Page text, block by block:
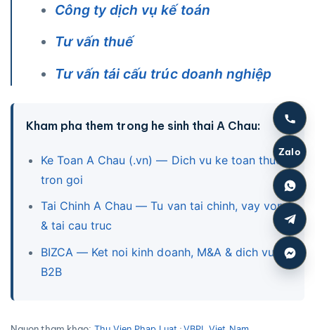
Công ty dịch vụ kế toán
Tư vấn thuế
Tư vấn tái cấu trúc doanh nghiệp
Kham pha them trong he sinh thai A Chau:
Ke Toan A Chau (.vn) — Dich vu ke toan thue
tron goi
Tai Chinh A Chau — Tu van tai chinh, vay von
& tai cau truc
BIZCA — Ket noi kinh doanh, M&A & dich vu
B2B
Zalo